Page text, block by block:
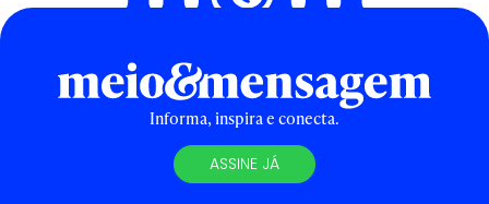
Informa, inspira e conecta.
ASSINE JÁ